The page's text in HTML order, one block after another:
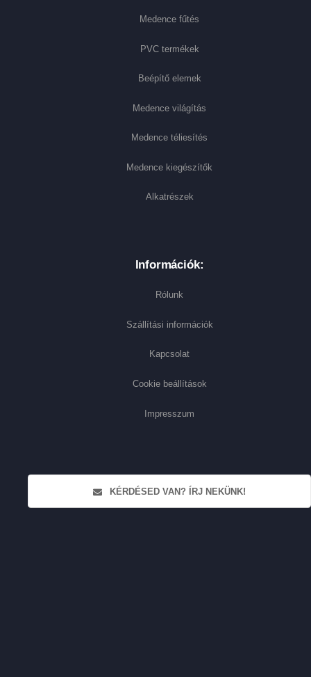
Medence fűtés
PVC termékek
Beépítő elemek
Medence világítás
Medence téliesítés
Medence kiegészítők
Alkatrészek
Információk:
Rólunk
Szállítási információk
Kapcsolat
Cookie beállítások
Impresszum
KÉRDÉSED VAN? ÍRJ NEKÜNK!